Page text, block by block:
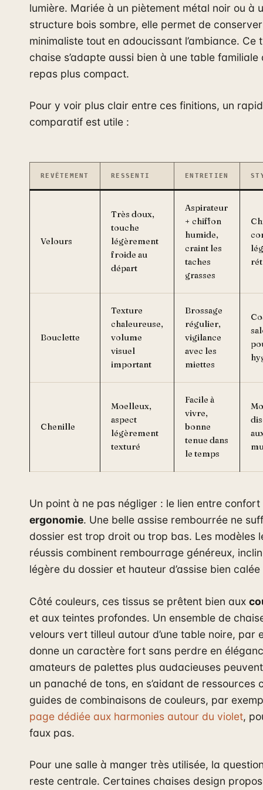
lumière. Mariée à un piètement métal noir ou à
structure bois sombre, elle permet de
minimaliste tout en adoucissant l’ambiance. Ce
chaise s’adapte aussi bien à une table familiale
repas plus compact.
Pour y voir plus clair entre ces finitions, un
comparatif est utile :
REVÊTEMENT RESSENTI ENTRETIEN
Velours
Très doux,
touche
légèrement
froide au
départ
Aspirateur
+ chiffon
humide,
craint les
taches
grasses
Bouclette
Texture
chaleureuse,
volume
visuel
important
Brossage
régulier,
vigilance
avec les
miettes
Chenille
Moelleux,
aspect
légèrement
texturé
Facile à
vivre,
bonne
tenue dans
le temps
Un point à ne pas négliger : le lien entre confort
ergonomie. Une belle assise rembourrée ne
dossier est trop droit ou trop bas. Les modèles
réussis combinent rembourrage généreux,
légère du dossier et hauteur d’assise bien
Côté couleurs, ces tissus se prêtent bien aux
et aux teintes profondes. Un ensemble de
velours vert tilleul autour d’une table noire, par
donne un caractère fort sans perdre en
amateurs de palettes plus audacieuses
un panaché de tons, en s’aidant de ressources
guides de combinaisons de couleurs, par
page dédiée aux harmonies autour du violet,
faux pas.
Pour une salle à manger très utilisée, la
reste centrale. Certaines chaises design